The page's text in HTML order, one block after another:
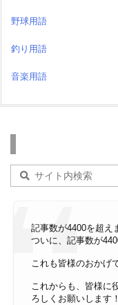
野球用語
釣り用語
音楽用語
記事数が4400を超え
ついに、記事数が
これも皆様のおかげ
これからも、皆様に
ろしくお願いします！